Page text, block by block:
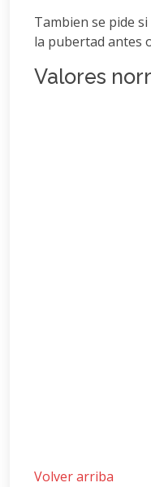
Tambien se pide
la pubertad antes
Valores
Volver arriba